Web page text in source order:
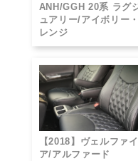
ANH/GGH 20系 ラグ
ュアリー/アイボリー
レンジ
【2018】ヴェルファイ
ア/アルファード